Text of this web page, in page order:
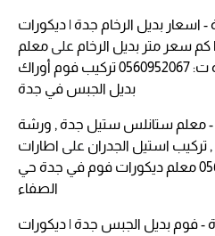
اسعار بديل الرخام جدة | ديكورات
كم سعر متر بديل الرخام على معلم
ديكورات فوم بجدة ت: 0560952067 تركيب فوم أوراك
بديل الجبس في جدة
معلم ستانلس ستيل جدة , ورشة
استيل الجدران على اطارات
فوم بجدة ت:0560952067 معلم ديكورات فوم في جدة حي
الصفاء
- فوم بديل الجبس جدة | ديكورات